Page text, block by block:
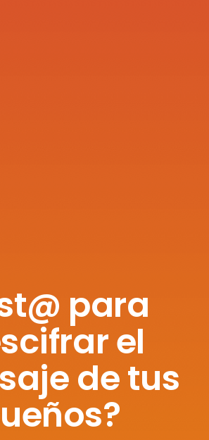
para
el
de tus